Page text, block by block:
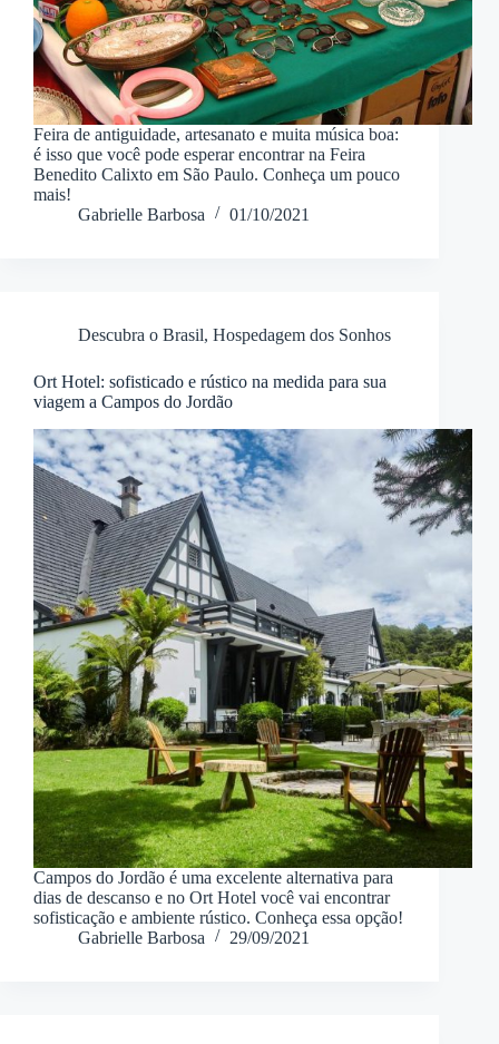
Feira de antiguidade, artesanato e muita música boa:
é isso que você pode esperar encontrar na Feira
Benedito Calixto em São Paulo. Conheça um pouco
mais!
Gabrielle Barbosa
01/10/2021
Descubra o Brasil, Hospedagem dos Sonhos
Ort Hotel: sofisticado e rústico na medida para sua
viagem a Campos do Jordão
Campos do Jordão é uma excelente alternativa para
dias de descanso e no Ort Hotel você vai encontrar
sofisticação e ambiente rústico. Conheça essa opção!
Gabrielle Barbosa
29/09/2021